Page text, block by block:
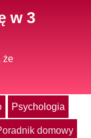
w 3
że
Psychologia
domowy